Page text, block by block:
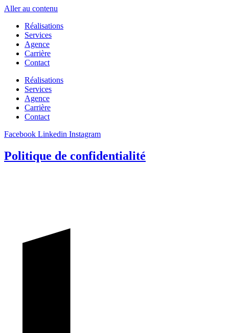
Aller au contenu
Réalisations
Services
Agence
Carrière
Contact
Réalisations
Services
Agence
Carrière
Contact
Facebook Linkedin Instagram
Politique de confidentialité